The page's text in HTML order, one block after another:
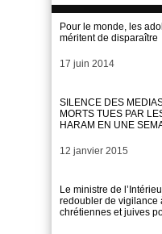
Pour le monde, les
méritent de disparaître
Date
17 juin 2014
SILENCE DES
MORTS TUES PAR
HARAM EN UNE
Date
12 janvier 2015
Le ministre de
redoubler de vigilance
chrétiennes et juives